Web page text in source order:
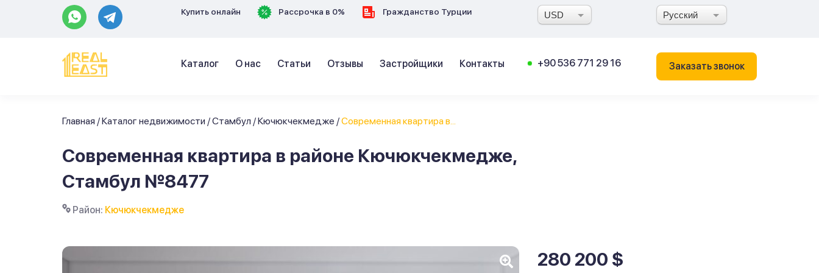
Купить онлайн Рассрочка в 0% Гражданство Турции USD Русский
Каталог О нас Статьи Отзывы Застройщики Контакты +90 536 771 29 16 Заказать звонок
Главная /Каталог недвижимости /Стамбул /Кючюкчекмедже /Современная квартира в...
Современная квартира в районе Кючюкчекмедже,
Стамбул №8477
Район: Кючюкчекмедже
280 200 $